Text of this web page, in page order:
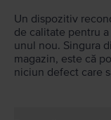
Un dispozitiv
de calitate pentru
unul nou. Singura
magazin, este că
niciun defect care